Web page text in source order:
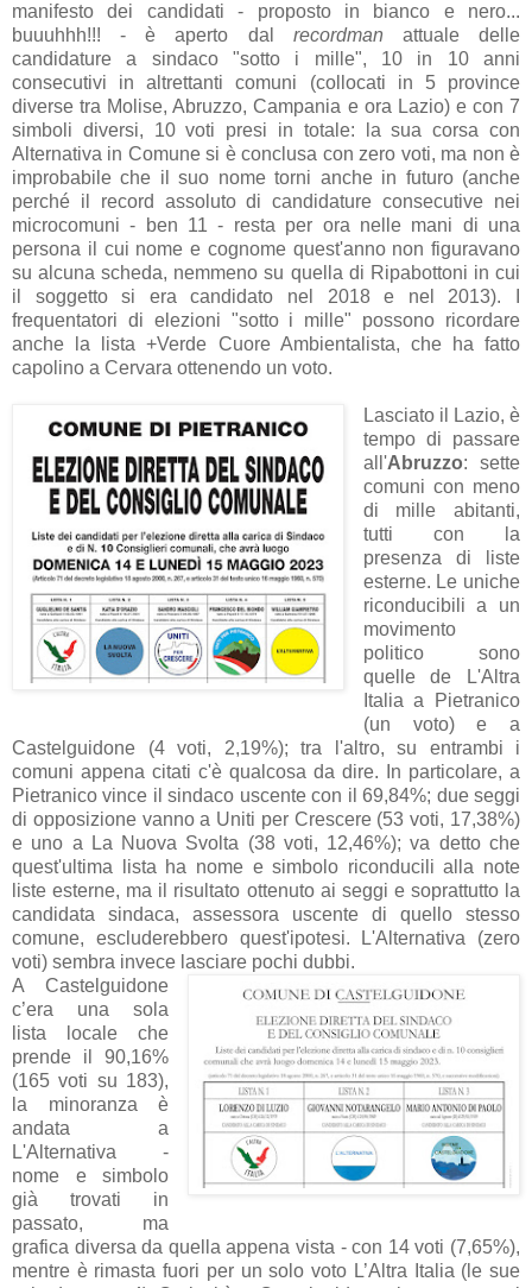
manifesto dei candidati - proposto in bianco e nero...
buuuhhh!!! - è aperto dal recordman attuale delle
candidature a sindaco "sotto i mille", 10 in 10 anni
consecutivi in altrettanti comuni (collocati in 5 province
diverse tra Molise, Abruzzo, Campania e ora Lazio) e con 7
simboli diversi, 10 voti presi in totale: la sua corsa con
Alternativa in Comune si è conclusa con zero voti, ma non è
improbabile che il suo nome torni anche in futuro (anche
perché il record assoluto di candidature consecutive nei
microcomuni - ben 11 - resta per ora nelle mani di una
persona il cui nome e cognome quest'anno non figuravano
su alcuna scheda, nemmeno su quella di Ripabottoni in cui
il soggetto si era candidato nel 2018 e nel 2013). I
frequentatori di elezioni "sotto i mille" possono ricordare
anche la lista +Verde Cuore Ambientalista, che ha fatto
capolino a Cervara ottenendo un voto.
Lasciato il Lazio, è
tempo di passare
all'Abruzzo: sette
comuni con meno
di mille abitanti,
tutti con la
presenza di liste
esterne. Le uniche
riconducibili a un
movimento
politico sono
quelle de L'Altra
Italia a Pietranico
(un voto) e a
Castelguidone (4 voti, 2,19%); tra l'altro, su entrambi i
comuni appena citati c'è qualcosa da dire. In particolare, a
Pietranico vince il sindaco uscente con il 69,84%; due seggi
di opposizione vanno a Uniti per Crescere (53 voti, 17,38%)
e uno a La Nuova Svolta (38 voti, 12,46%); va detto che
quest'ultima lista ha nome e simbolo riconducili alla note
liste esterne, ma il risultato ottenuto ai seggi e soprattutto la
candidata sindaca, assessora uscente di quello stesso
comune, escluderebbero quest'ipotesi. L'Alternativa (zero
voti) sembra invece lasciare pochi dubbi.
A Castelguidone
c’era una sola
lista locale che
prende il 90,16%
(165 voti su 183),
la minoranza è
andata a
L'Alternativa -
nome e simbolo
già trovati in
passato, ma
grafica diversa da quella appena vista - con 14 voti (7,65%),
mentre è rimasta fuori per un solo voto L’Altra Italia (le sue